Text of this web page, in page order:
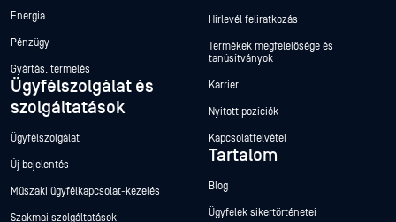
Energia
Pénzügy
Gyártás, termelés
Ügyfélszolgálat és
szolgáltatások
Ügyfélszolgálat
Új bejelentés
Műszaki ügyfélkapcsolat-kezelés
Szakmai szolgáltatások
Hírlevél feliratkozás
Termékek megfelelősége és
tanúsítványok
Karrier
Nyitott pozíciók
Kapcsolatfelvétel
Tartalom
Blog
Ügyfelek sikertörténetei